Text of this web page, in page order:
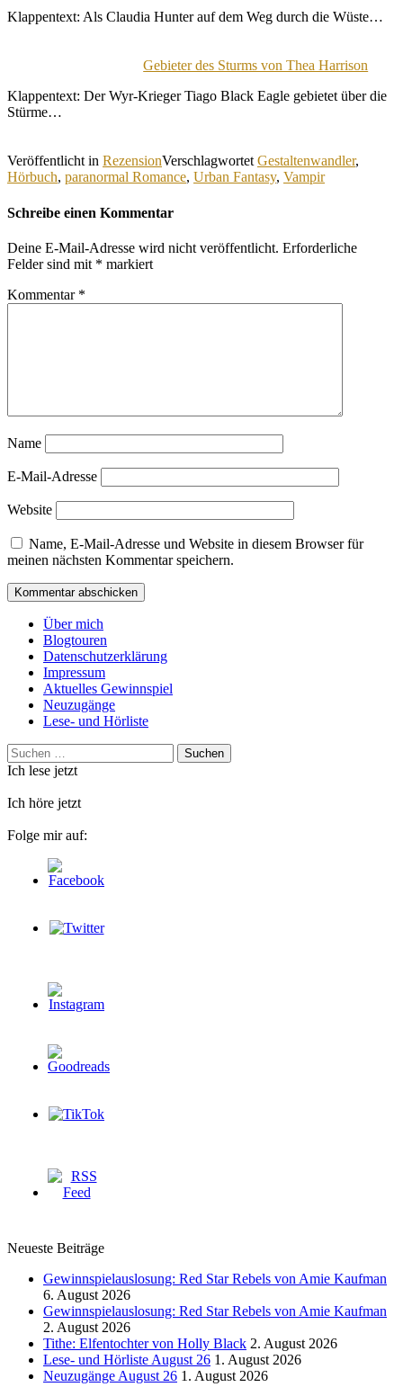
Klappentext: Als Claudia Hunter auf dem Weg durch die Wüste…
Gebieter des Sturms von Thea Harrison
Klappentext: Der Wyr-Krieger Tiago Black Eagle gebietet über die
Stürme…
Veröffentlicht in RezensionVerschlagwortet Gestaltenwandler,
Hörbuch, paranormal Romance, Urban Fantasy, Vampir
Schreibe einen Kommentar
Deine E-Mail-Adresse wird nicht veröffentlicht. Erforderliche
Felder sind mit * markiert
Kommentar *
Name
E-Mail-Adresse
Website
Name, E-Mail-Adresse und Website in diesem Browser für
meinen nächsten Kommentar speichern.
Über mich
Blogtouren
Datenschutzerklärung
Impressum
Aktuelles Gewinnspiel
Neuzugänge
Lese- und Hörliste
Suchen
nach:
Ich lese jetzt
Ich höre jetzt
Folge mir auf:
Neueste Beiträge
Gewinnspielauslosung: Red Star Rebels von Amie Kaufman
6. August 2026
Gewinnspielauslosung: Red Star Rebels von Amie Kaufman
2. August 2026
Tithe: Elfentochter von Holly Black 2. August 2026
Lese- und Hörliste August 26 1. August 2026
Neuzugänge August 26 1. August 2026